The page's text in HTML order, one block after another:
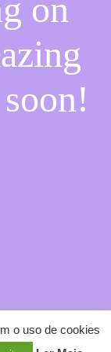
on
o uso de cookies